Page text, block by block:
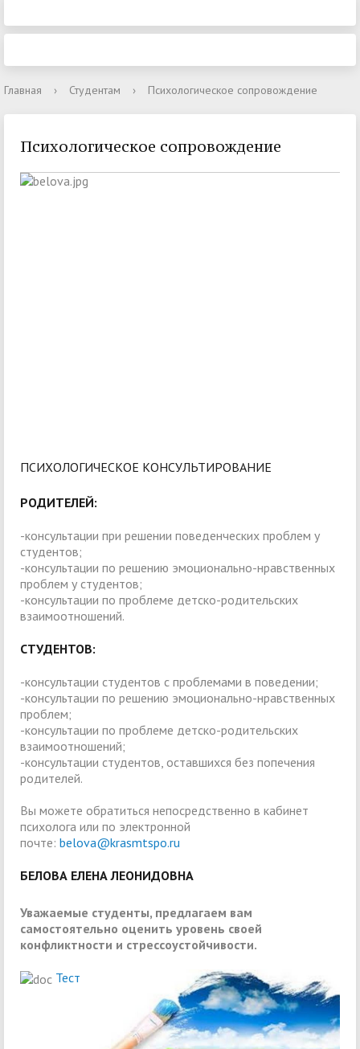
Главная › Студентам › Психологическое сопровождение
Психологическое сопровождение
ПСИХОЛОГИЧЕСКОЕ КОНСУЛЬТИРОВАНИЕ
РОДИТЕЛЕЙ:
-консультации при решении поведенческих проблем у
студентов;
-консультации по решению эмоционально-нравственных
проблем у студентов;
-консультации по проблеме детско-родительских
взаимоотношений.
СТУДЕНТОВ:
-консультации студентов с проблемами в поведении;
-консультации по решению эмоционально-нравственных
проблем;
-консультации по проблеме детско-родительских
взаимоотношений;
-консультации студентов, оставшихся без попечения
родителей.
Вы можете обратиться непосредственно в кабинет
психолога или по электронной
почте: belova@krasmtspo.ru
БЕЛОВА ЕЛЕНА ЛЕОНИДОВНА
Уважаемые студенты, предлагаем вам
самостоятельно оценить уровень своей
конфликтности и стрессоустойчивости.
Тест